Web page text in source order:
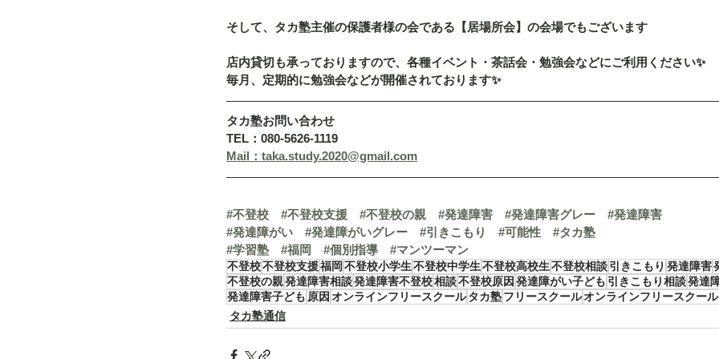
そして、タカ塾主催の保護者様の会である【居場所会】の会場でもございます
店内貸切も承っておりますので、各種イベント・茶話会・勉強会などにご利用ください✨
毎月、定期的に勉強会などが開催されております✨
タカ塾お問い合わせ
TEL：080-5626-1119
Mail：taka.study.2020@gmail.com
#不登校 #不登校支援 #不登校の親 #発達障害 #発達障害グレー
#発達障害
#発達障がい
#発達障がいグレー #引きこもり #可能性
#タカ塾
#学習塾
#福岡 #個別指導 #マンツーマン
不登校不登校支援福岡 不登校小学生不登校中学生不登校高校生不登校相談引きこもり 発達障害
不登校の親発達障害相談発達障害不登校相談不登校原因 発達障がい子ども 引きこもり相談発達
発達障害子ども 原因 オンラインフリースクールタカ塾フリースクールオンラインフリースクール
タカ塾通信